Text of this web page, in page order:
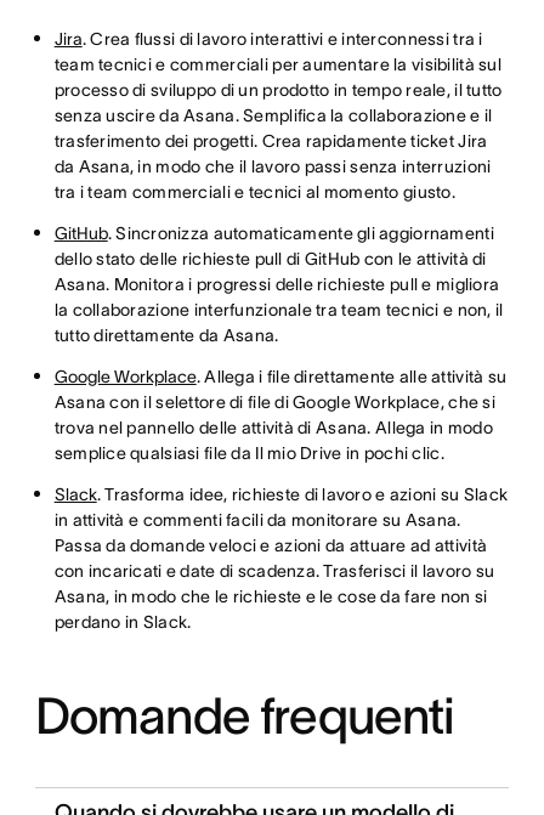
Jira. Crea flussi di lavoro interattivi e interconnessi tra i
team tecnici e commerciali per aumentare la visibilità sul
processo di sviluppo di un prodotto in tempo reale, il tutto
senza uscire da Asana. Semplifica la collaborazione e il
trasferimento dei progetti. Crea rapidamente ticket Jira
da Asana, in modo che il lavoro passi senza interruzioni
tra i team commerciali e tecnici al momento giusto.
GitHub. Sincronizza automaticamente gli aggiornamenti
dello stato delle richieste pull di GitHub con le attività di
Asana. Monitora i progressi delle richieste pull e migliora
la collaborazione interfunzionale tra team tecnici e non, il
tutto direttamente da Asana.
Google Workplace. Allega i file direttamente alle attività su
Asana con il selettore di file di Google Workplace, che si
trova nel pannello delle attività di Asana. Allega in modo
semplice qualsiasi file da Il mio Drive in pochi clic.
Slack. Trasforma idee, richieste di lavoro e azioni su Slack
in attività e commenti facili da monitorare su Asana.
Passa da domande veloci e azioni da attuare ad attività
con incaricati e date di scadenza. Trasferisci il lavoro su
Asana, in modo che le richieste e le cose da fare non si
perdano in Slack.
Domande frequenti